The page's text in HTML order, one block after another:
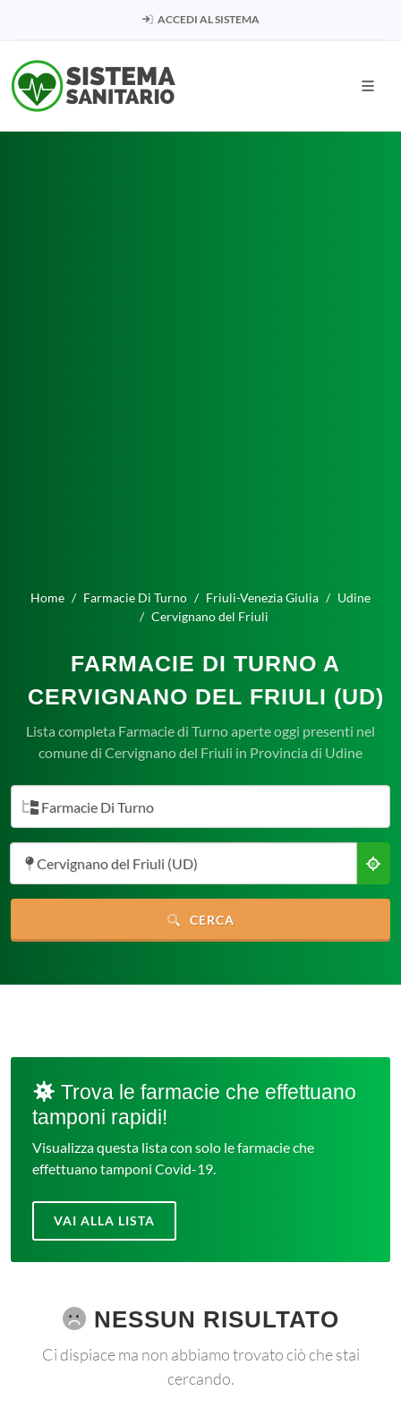
ACCEDI AL SISTEMA
Home Farmacie Di Turno Friuli-Venezia Giulia
Udine
Cervignano del Friuli
FARMACIE DI TURNO A
CERVIGNANO DEL FRIULI (UD)
Lista completa Farmacie di Turno aperte oggi presenti nel
comune di Cervignano del Friuli in Provincia di Udine
Farmacie Di Turno
Cervignano del Friuli (UD)
CERCA
Trova le farmacie che effettuano
tamponi rapidi!
Visualizza questa lista con solo le farmacie che
effettuano tamponi Covid-19.
VAI ALLA LISTA
NESSUN RISULTATO
Ci dispiace ma non abbiamo trovato ciò che stai
cercando.